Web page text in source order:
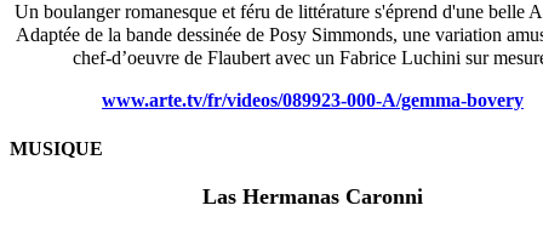
Un boulanger romanesque et féru de littérature s'éprend d'une belle
Adaptée de la bande dessinée de Posy Simmonds, une variation
chef-d’oeuvre de Flaubert avec un Fabrice Luchini sur
www.arte.tv/fr/videos/089923-000-A/gemma-bovery
MUSIQUE
Las Hermanas Caronni